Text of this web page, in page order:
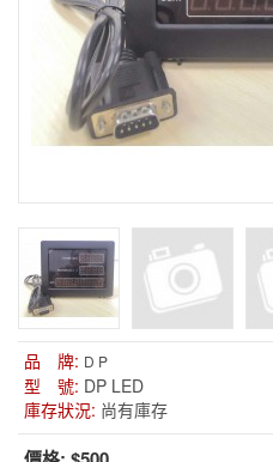
品 牌: D P
型 號: DP LED
庫存狀況: 尚有庫存